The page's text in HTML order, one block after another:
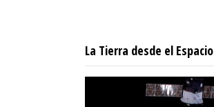
La Tierra desde el Espacio